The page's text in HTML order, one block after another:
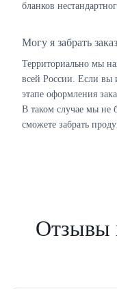
бланков
Могу я забрать
Территориально мы
всей России. Если вы
этапе оформления
В таком случае мы не
сможете забрать
Отзывы